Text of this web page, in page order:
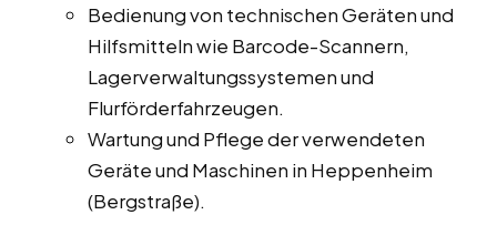
Bedienung von technischen Geräten und
Hilfsmitteln wie Barcode-Scannern,
Lagerverwaltungssystemen und
Flurförderfahrzeugen.
Wartung und Pflege der verwendeten
Geräte und Maschinen in Heppenheim
(Bergstraße).